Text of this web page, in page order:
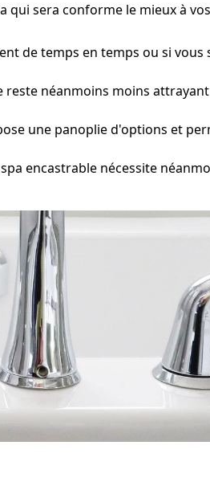
sera conforme le mieux à
de temps en temps ou si vous
néanmoins moins
une panoplie d'options et
encastrable nécessite